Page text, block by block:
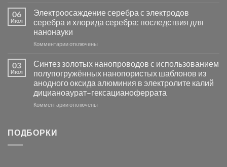
группы
фотокаталитической
активности
Хлорида
Серебра-
в
видимом
свете
с
помощью
модификации
06
Июл
Электроосаждение серебра с электродов
серебра и хлорида серебра: последствия для
нанонауки
Комментариик
серебра
с
электродов
серебра
и
отключены
03
Июл
Синтез золотых нанопроводов с использованием
полупогружённых нанопористых шаблонов из
анодного оксида алюминия в электролите калий
дицианоаурат–гексацианоферрата
Комментариикотключены
ПОДБОРКИ